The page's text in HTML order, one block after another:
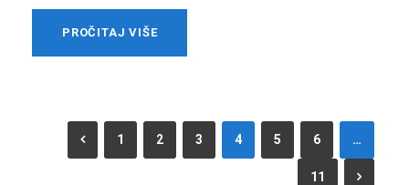
PROČITAJ VIŠE
1 2 3 4 5 6 …
11